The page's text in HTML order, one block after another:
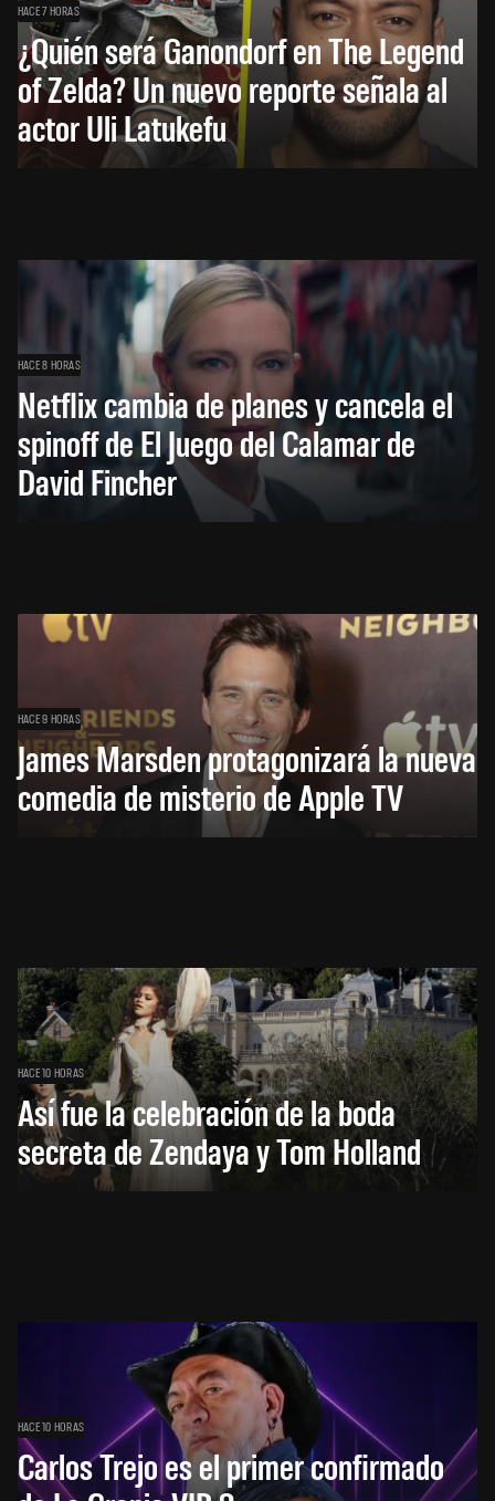
HACE 7 HORAS
¿Quién será Ganondorf en The Legend
of Zelda? Un nuevo reporte señala al
actor Uli Latukefu
HACE 8 HORAS
Netflix cambia de planes y cancela el
spinoff de El Juego del Calamar de
David Fincher
HACE 9 HORAS
James Marsden protagonizará la nueva
comedia de misterio de Apple TV
HACE 10 HORAS
Así fue la celebración de la boda
secreta de Zendaya y Tom Holland
HACE 10 HORAS
Carlos Trejo es el primer confirmado